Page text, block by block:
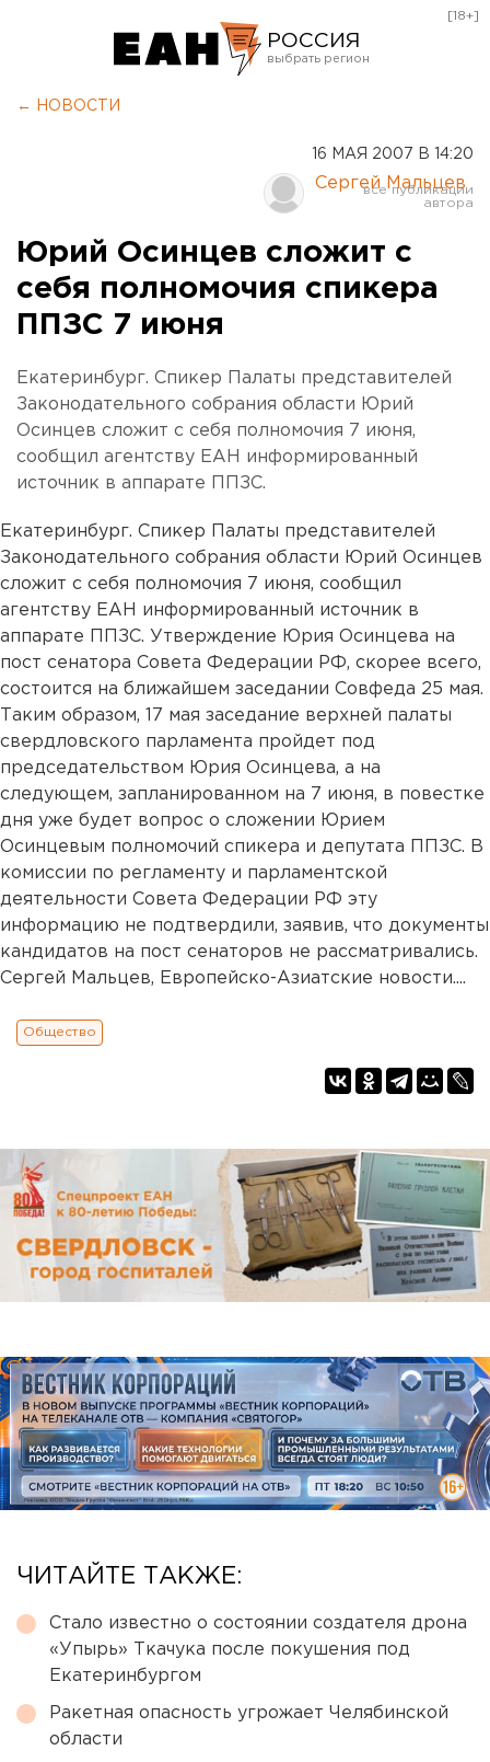
РОССИЯ
Курган
Оренбург
[18+]
← НОВОСТИ
16 МАЯ 2007 В 14:20
Сергей Мальцев
Юрий Осинцев сложит с
себя полномочия спикера
ППЗС 7 июня
Екатеринбург. Спикер Палаты представителей
Законодательного собрания области Юрий
Осинцев сложит с себя полномочия 7 июня,
сообщил агентству ЕАН информированный
источник в аппарате ППЗС.
Екатеринбург. Спикер Палаты представителей
Законодательного собрания области Юрий Осинцев
сложит с себя полномочия 7 июня, сообщил
агентству ЕАН информированный источник в
аппарате ППЗС. Утверждение Юрия Осинцева на
пост сенатора Совета Федерации РФ, скорее всего,
состоится на ближайшем заседании Совфеда 25 мая.
Таким образом, 17 мая заседание верхней палаты
свердловского парламента пройдет под
председательством Юрия Осинцева, а на
следующем, запланированном на 7 июня, в повестке
дня уже будет вопрос о сложении Юрием
Осинцевым полномочий спикера и депутата ППЗС. В
комиссии по регламенту и парламентской
деятельности Совета Федерации РФ эту
информацию не подтвердили, заявив, что документы
кандидатов на пост сенаторов не рассматривались.
Сергей Мальцев, Европейско-Азиатские новости....
Общество
ЧИТАЙТЕ ТАКЖЕ:
Стало известно о состоянии создателя дрона
«Упырь» Ткачука после покушения под
Екатеринбургом
Ракетная опасность угрожает Челябинской
области